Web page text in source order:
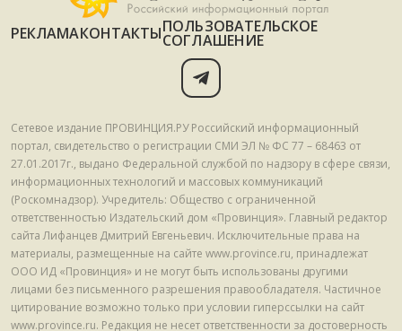
РЕКЛАМАКОНТАКТЫПОЛЬЗОВАТЕЛЬСКОЕ
СОГЛАШЕНИЕ
Сетевое издание ПРОВИНЦИЯ.РУ Российский информационный
портал, свидетельство о регистрации СМИ ЭЛ № ФС 77 – 68463 от
27.01.2017г., выдано Федеральной службой по надзору в сфере связи,
информационных технологий и массовых коммуникаций
(Роскомнадзор). Учредитель: Общество с ограниченной
ответственностью Издательский дом «Провинция». Главный редактор
сайта Лифанцев Дмитрий Евгеньевич. Исключительные права на
материалы, размещенные на сайте www.province.ru, принадлежат
ООО ИД «Провинция» и не могут быть использованы другими
лицами без письменного разрешения правообладателя. Частичное
цитирование возможно только при условии гиперссылки на сайт
www.province.ru. Редакция не несет ответственности за достоверность